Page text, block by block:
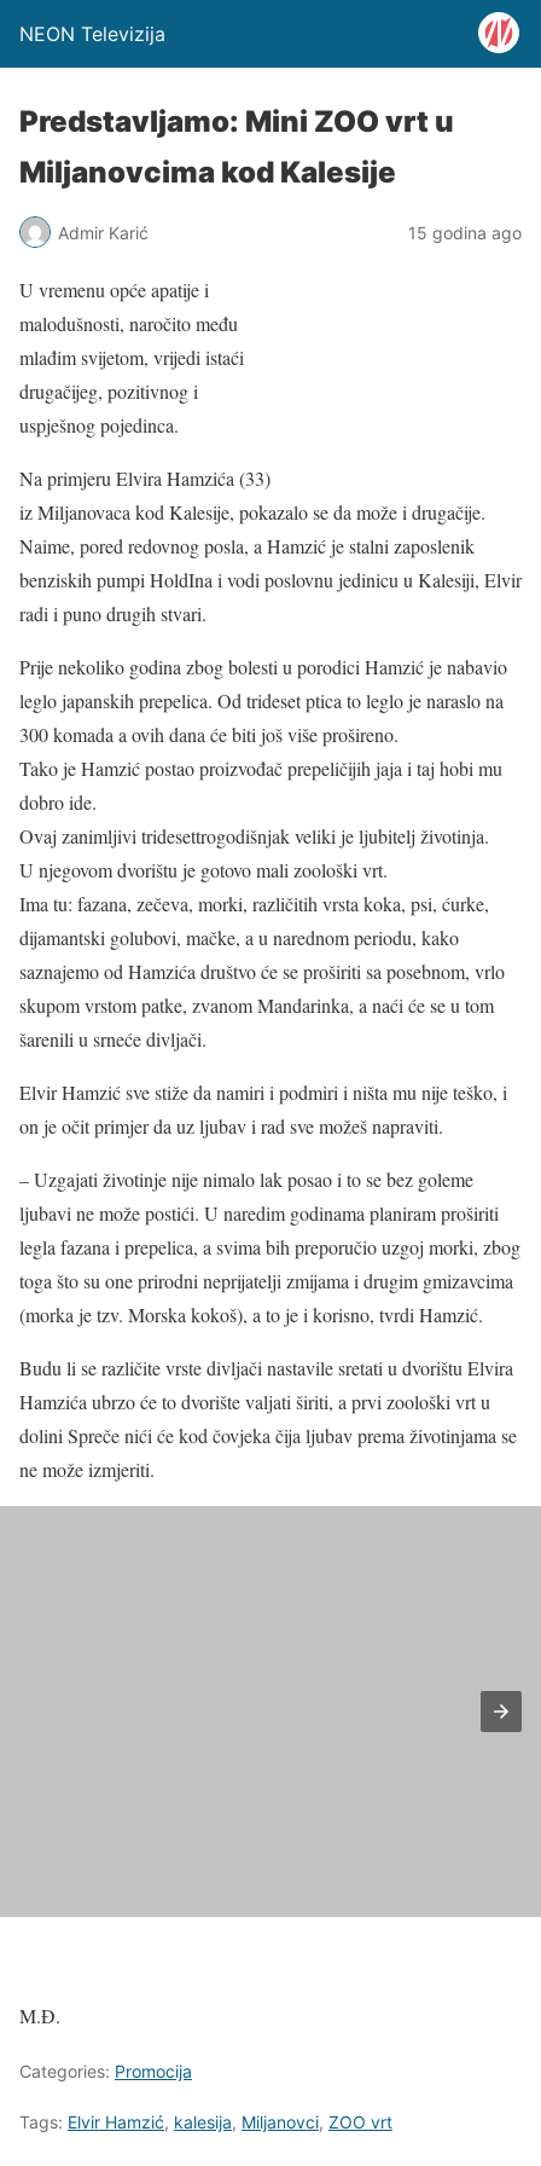
NEON Televizija
Predstavljamo: Mini ZOO vrt u
Miljanovcima kod Kalesije
Admir Karić 15 godina ago
U vremenu opće apatije i
malodušnosti, naročito među
mlađim svijetom, vrijedi istaći
drugačijeg, pozitivnog i
uspješnog pojedinca.
Na primjeru Elvira Hamzića (33)
iz Miljanovaca kod Kalesije, pokazalo se da može i drugačije.
Naime, pored redovnog posla, a Hamzić je stalni zaposlenik
benziskih pumpi HoldIna i vodi poslovnu jedinicu u Kalesiji, Elvir
radi i puno drugih stvari.
Prije nekoliko godina zbog bolesti u porodici Hamzić je nabavio
leglo japanskih prepelica. Od trideset ptica to leglo je naraslo na
300 komada a ovih dana će biti još više prošireno.
Tako je Hamzić postao proizvođač prepeličijih jaja i taj hobi mu
dobro ide.
Ovaj zanimljivi tridesettrogodišnjak veliki je ljubitelj životinja.
U njegovom dvorištu je gotovo mali zoološki vrt.
Ima tu: fazana, zečeva, morki, različitih vrsta koka, psi, ćurke,
dijamantski golubovi, mačke, a u narednom periodu, kako
saznajemo od Hamzića društvo će se proširiti sa posebnom, vrlo
skupom vrstom patke, zvanom Mandarinka, a naći će se u tom
šarenili u srneće divljači.
Elvir Hamzić sve stiže da namiri i podmiri i ništa mu nije teško, i
on je očit primjer da uz ljubav i rad sve možeš napraviti.
– Uzgajati životinje nije nimalo lak posao i to se bez goleme
ljubavi ne može postići. U naredim godinama planiram proširiti
legla fazana i prepelica, a svima bih preporučio uzgoj morki, zbog
toga što su one prirodni neprijatelji zmijama i drugim gmizavcima
(morka je tzv. Morska kokoš), a to je i korisno, tvrdi Hamzić.
Budu li se različite vrste divljači nastavile sretati u dvorištu Elvira
Hamzića ubrzo će to dvorište valjati širiti, a prvi zoološki vrt u
dolini Spreče nići će kod čovjeka čija ljubav prema životinjama se
ne može izmjeriti.
M.Đ.
Categories: Promocija
Tags: Elvir Hamzić, kalesija, Miljanovci, ZOO vrt